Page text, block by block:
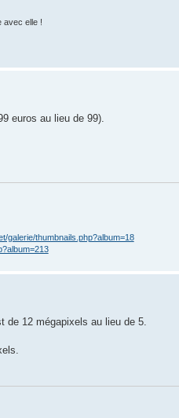
avec elle !
euros au lieu de 99).
galerie/thumbnails.php?album=18
de 12 mégapixels au lieu de 5.